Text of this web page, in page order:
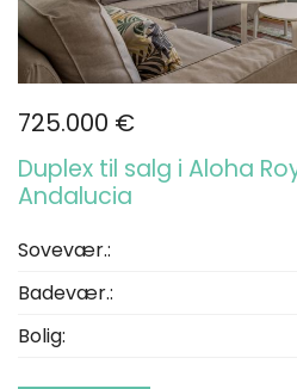
725.000 €
Duplex til salg i Aloha
Andalucia
Sovevær.:
Badevær.:
Bolig: